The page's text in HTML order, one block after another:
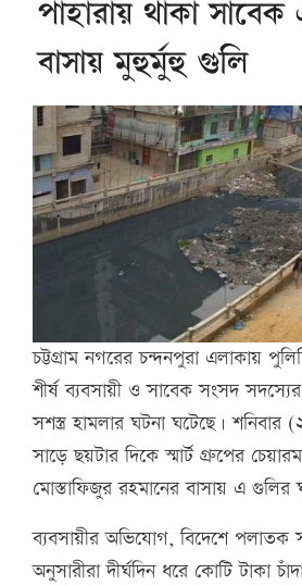
পাহারায় থাকা
বাসায় মুহুর্মুহু গুলি
চট্টগ্রাম নগরের চন্দনপুরা এলাকায়
শীর্ষ ব্যবসায়ী ও সাবেক সংসদ
সশস্ত্র হামলার ঘটনা ঘটেছে।
সাড়ে ছয়টার দিকে স্মার্ট গ্রুপের
মোস্তাফিজুর রহমানের বাসায় এ গুলির
ব্যবসায়ীর অভিযোগ, বিদেশে পলাতক
অনুসারীরা দীর্ঘদিন ধরে কোটি টাকা